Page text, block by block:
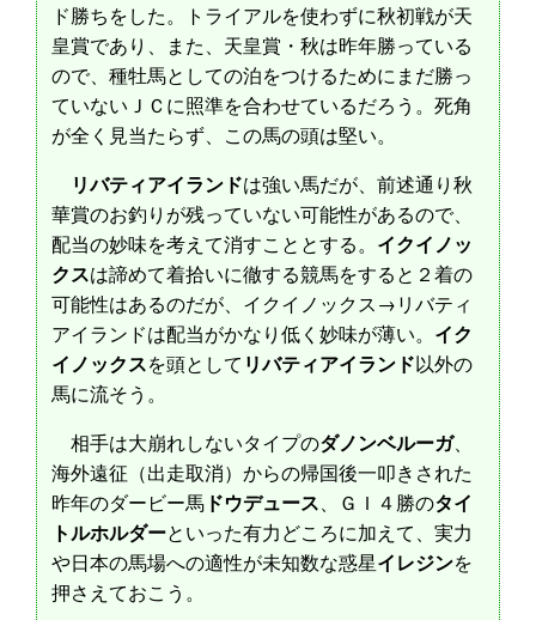
ド勝ちをした。トライアルを使わずに秋初戦が天
皇賞であり、また、天皇賞・秋は昨年勝っている
ので、種牡馬としての泊をつけるためにまだ勝っ
ていないＪＣに照準を合わせているだろう。死角
が全く見当たらず、この馬の頭は堅い。
リバティアイランドは強い馬だが、前述通り秋
華賞のお釣りが残っていない可能性があるので、
配当の妙味を考えて消すこととする。 イクイノッ
クスは諦めて着拾いに徹する競馬をすると２着の
可能性はあるのだが、イクイノックス→リバティ
アイランドは配当がかなり低く妙味が薄い。 イク
イノックスを頭として リバティアイランド以外の
馬に流そう。
相手は大崩れしないタイプのダノンベルーガ、
海外遠征（出走取消）からの帰国後一叩きされた
昨年のダービー馬 ドウデュース、ＧＩ４勝のタイ
トルホルダーといった有力どころに加えて、実力
や日本の馬場への適性が未知数な惑星イレジンを
押さえておこう。